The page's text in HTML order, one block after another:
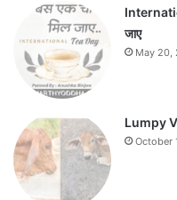
जाए
May 20,
Lumpy
October